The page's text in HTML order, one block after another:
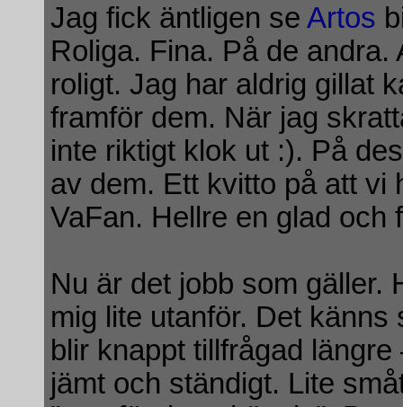
Jag fick äntligen seArtos
Roliga. Fina. På de
roligt. Jag har aldrig gillat
framför dem. När jag
inte riktigt klok ut :). På
av dem. Ett kvitto på att vi
VaFan. Hellre en glad och
Nu är det jobb som gäller.
mig lite utanför. Det
blir knappt tillfrågad
jämt och ständigt. Lite